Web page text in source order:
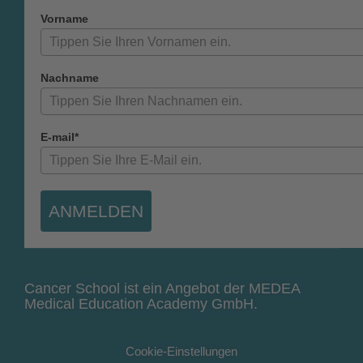
Vorname
Nachname
E-mail*
ANMELDEN
Cancer School ist ein Angebot der MEDEA
Medical Education Academy GmbH.
Cookie-Einstellungen